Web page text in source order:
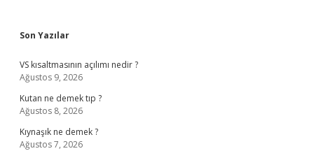
Sidebar
Son Yazılar
VS kısaltmasının açılımı nedir ?
Ağustos 9, 2026
Kutan ne demek tıp ?
Ağustos 8, 2026
Kıynaşık ne demek ?
Ağustos 7, 2026